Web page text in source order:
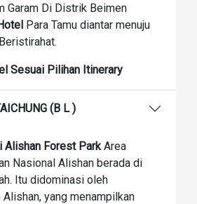
Garam Di Distrik Beimen
Para Tamu diantar menuju
Sesuai Pilihan Itinerary
(B L )
Alishan Forest ParkArea
Nasional Alishan berada di
Itu didominasi oleh
Alishan, yang menampilkan